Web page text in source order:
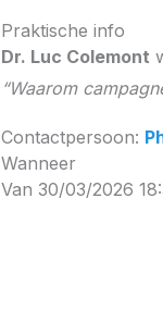
Praktische info
Dr. Luc Colemont
“Waarom
Contactpersoon:
Wanneer
Van 30/03/2026